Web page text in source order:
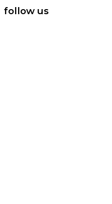
follow us